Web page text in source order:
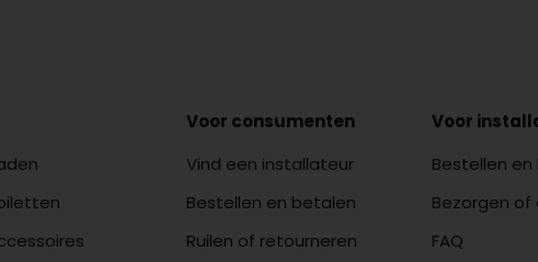
Voor consumenten
Vind een installateur
Bestellen en betalen
Ruilen of retourneren
Voor
Bestellen
Bezorgen of
FAQ